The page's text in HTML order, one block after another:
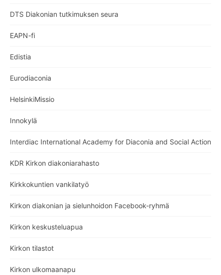
DTS Diakonian tutkimuksen seura
EAPN-fi
Edistia
Eurodiaconia
HelsinkiMissio
Innokylä
Interdiac International Academy for Diaconia and Social Action
KDR Kirkon diakoniarahasto
Kirkkokuntien vankilatyö
Kirkon diakonian ja sielunhoidon Facebook-ryhmä
Kirkon keskusteluapua
Kirkon tilastot
Kirkon ulkomaanapu